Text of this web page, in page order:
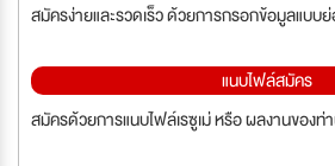
สมัครง่ายและรวดเร็ว ด้วยการกรอกข้อมูลแบบ
แนบไฟล์สมัคร
สมัครด้วยการแนบไฟล์เรซูเม่ หรือ ผลงานของท่